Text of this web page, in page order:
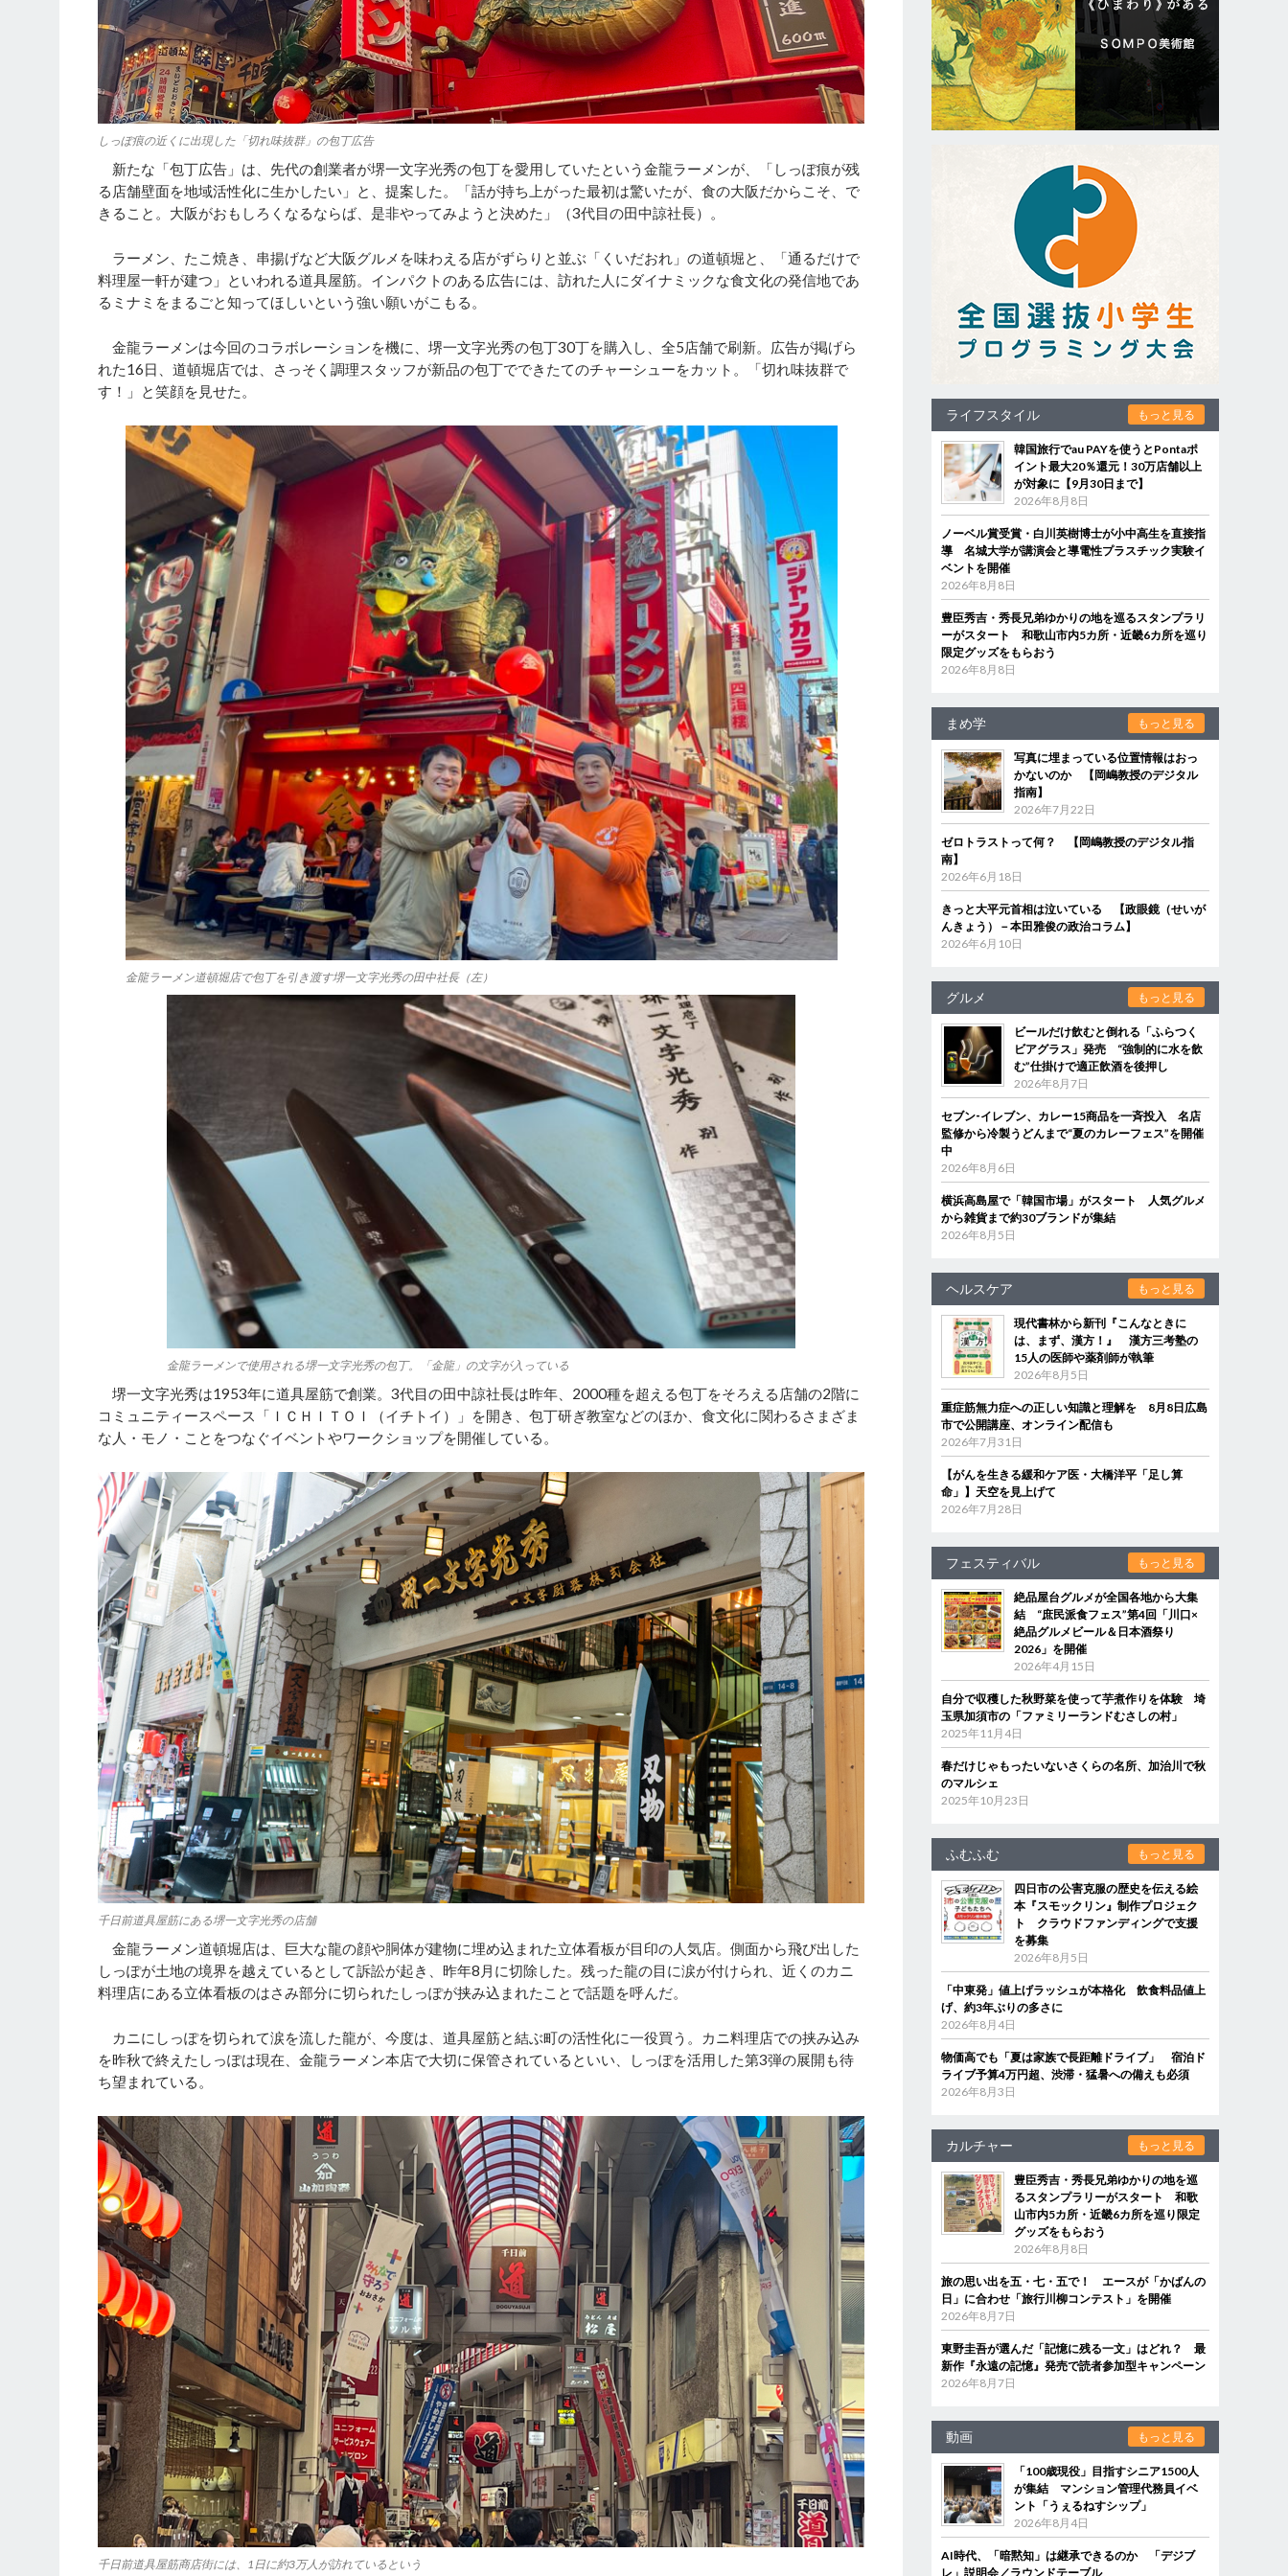
しっぽ痕の近くに出現した「切れ味抜群」の包丁広告
新たな「包丁広告」は、先代の創業者が堺一文字光秀の包丁を愛用していたという金龍ラーメンが、「しっぽ痕が残
る店舗壁面を地域活性化に生かしたい」と、提案した。「話が持ち上がった最初は驚いたが、食の大阪だからこそ、で
きること。大阪がおもしろくなるならば、是非やってみようと決めた」（3代目の田中諒社長）。
ラーメン、たこ焼き、串揚げなど大阪グルメを味わえる店がずらりと並ぶ「くいだおれ」の道頓堀と、「通るだけで
料理屋一軒が建つ」といわれる道具屋筋。インパクトのある広告には、訪れた人にダイナミックな食文化の発信地であ
るミナミをまるごと知ってほしいという強い願いがこもる。
金龍ラーメンは今回のコラボレーションを機に、堺一文字光秀の包丁30丁を購入し、全5店舗で刷新。広告が掲げら
れた16日、道頓堀店では、さっそく調理スタッフが新品の包丁でできたてのチャーシューをカット。「切れ味抜群で
す！」と笑顔を見せた。
金龍ラーメン道頓堀店で包丁を引き渡す堺一文字光秀の田中社長（左）
金龍ラーメンで使用される堺一文字光秀の包丁。「金龍」の文字が入っている
堺一文字光秀は1953年に道具屋筋で創業。3代目の田中諒社長は昨年、2000種を超える包丁をそろえる店舗の2階に
コミュニティースペース「ＩＣＨＩＴＯＩ（イチトイ）」を開き、包丁研ぎ教室などのほか、食文化に関わるさまざま
な人・モノ・ことをつなぐイベントやワークショップを開催している。
千日前道具屋筋にある堺一文字光秀の店舗
金龍ラーメン道頓堀店は、巨大な龍の顔や胴体が建物に埋め込まれた立体看板が目印の人気店。側面から飛び出した
しっぽが土地の境界を越えているとして訴訟が起き、昨年8月に切除した。残った龍の目に涙が付けられ、近くのカニ
料理店にある立体看板のはさみ部分に切られたしっぽが挟み込まれたことで話題を呼んだ。
カニにしっぽを切られて涙を流した龍が、今度は、道具屋筋と結ぶ町の活性化に一役買う。カニ料理店での挟み込み
を昨秋で終えたしっぽは現在、金龍ラーメン本店で大切に保管されているといい、しっぽを活用した第3弾の展開も待
ち望まれている。
千日前道具屋筋商店街には、1日に約3万人が訪れているという
ライフスタイル もっと見る
韓国旅行でau PAYを使うとPontaポ
イント最大20％還元！30万店舗以上
が対象に【9月30日まで】
2026年8月8日
ノーベル賞受賞・白川英樹博士が小中高生を直接指
導 名城大学が講演会と導電性プラスチック実験イ
ベントを開催
2026年8月8日
豊臣秀吉・秀長兄弟ゆかりの地を巡るスタンプラリ
ーがスタート 和歌山市内5カ所・近畿6カ所を巡り
限定グッズをもらおう
2026年8月8日
まめ学 もっと見る
写真に埋まっている位置情報はおっ
かないのか 【岡嶋教授のデジタル
指南】
2026年7月22日
ゼロトラストって何？ 【岡嶋教授のデジタル指
南】
2026年6月18日
きっと大平元首相は泣いている 【政眼鏡（せいが
んきょう）－本田雅俊の政治コラム】
2026年6月10日
グルメ もっと見る
ビールだけ飲むと倒れる「ふらつく
ビアグラス」発売 “強制的に水を飲
む”仕掛けで適正飲酒を後押し
2026年8月7日
セブン‐イレブン、カレー15商品を一斉投入 名店
監修から冷製うどんまで“夏のカレーフェス”を開催
中
2026年8月6日
横浜高島屋で「韓国市場」がスタート 人気グルメ
から雑貨まで約30ブランドが集結
2026年8月5日
ヘルスケア もっと見る
現代書林から新刊『こんなときに
は、まず、漢方！』 漢方三考塾の
15人の医師や薬剤師が執筆
2026年8月5日
重症筋無力症への正しい知識と理解を 8月8日広島
市で公開講座、オンライン配信も
2026年7月31日
【がんを生きる緩和ケア医・大橋洋平「足し算
命」】天空を見上げて
2026年7月28日
フェスティバル もっと見る
絶品屋台グルメが全国各地から大集
結 “庶民派食フェス”第4回「川口×
絶品グルメビール＆日本酒祭り
2026」を開催
2026年4月15日
自分で収穫した秋野菜を使って芋煮作りを体験 埼
玉県加須市の「ファミリーランドむさしの村」
2025年11月4日
春だけじゃもったいないさくらの名所、加治川で秋
のマルシェ
2025年10月23日
ふむふむ もっと見る
四日市の公害克服の歴史を伝える絵
本『スモックリン』制作プロジェク
ト クラウドファンディングで支援
を募集
2026年8月5日
「中東発」値上げラッシュが本格化 飲食料品値上
げ、約3年ぶりの多さに
2026年8月4日
物価高でも「夏は家族で長距離ドライブ」 宿泊ド
ライブ予算4万円超、渋滞・猛暑への備えも必須
2026年8月3日
カルチャー もっと見る
豊臣秀吉・秀長兄弟ゆかりの地を巡
るスタンプラリーがスタート 和歌
山市内5カ所・近畿6カ所を巡り限定
グッズをもらおう
2026年8月8日
旅の思い出を五・七・五で！ エースが「かばんの
日」に合わせ「旅行川柳コンテスト」を開催
2026年8月7日
東野圭吾が選んだ「記憶に残る一文」はどれ？ 最
新作『永遠の記憶』発売で読者参加型キャンペーン
2026年8月7日
動画 もっと見る
「100歳現役」目指すシニア1500人
が集結 マンション管理代務員イベ
ント「うぇるねすシップ」
2026年8月4日
AI時代、「暗黙知」は継承できるのか 「デジブ
レ」説明会／ラウンドテーブル